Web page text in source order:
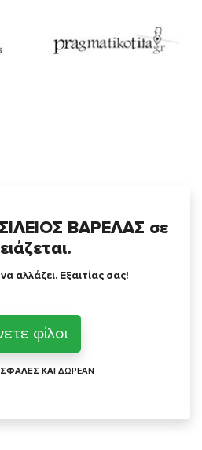
ΒΑΡΕΛΑΣ σε
αλλάζει. Εξαιτίας σας!
φίλοι
ΚΑΙ ΔΩΡΕΑΝ